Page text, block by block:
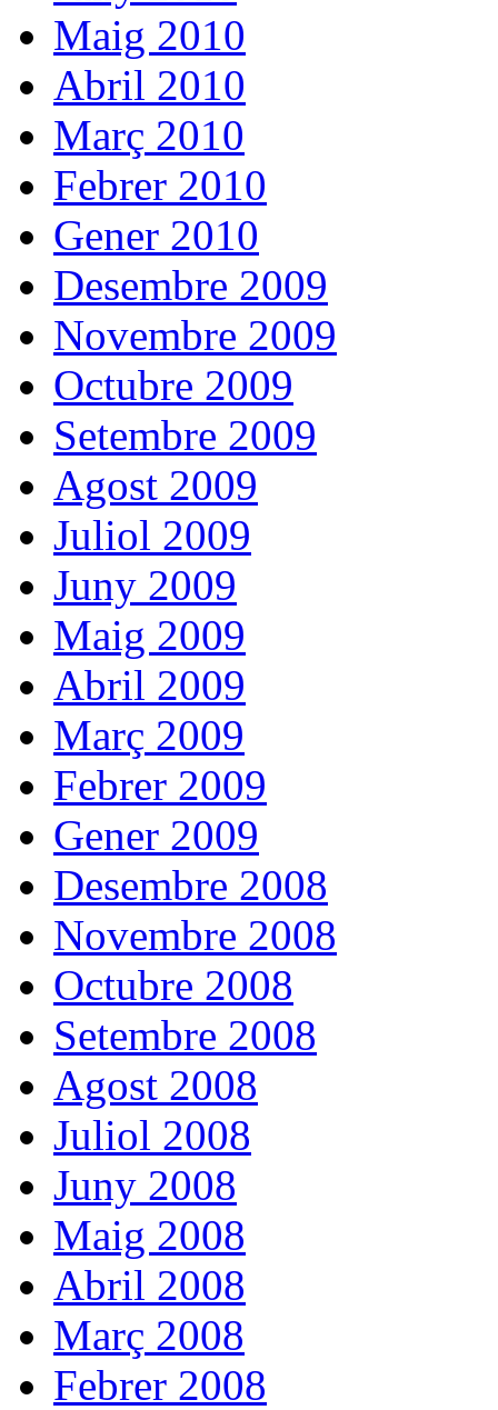
Maig 2010
Abril 2010
Març 2010
Febrer 2010
Gener 2010
Desembre 2009
Novembre 2009
Octubre 2009
Setembre 2009
Agost 2009
Juliol 2009
Juny 2009
Maig 2009
Abril 2009
Març 2009
Febrer 2009
Gener 2009
Desembre 2008
Novembre 2008
Octubre 2008
Setembre 2008
Agost 2008
Juliol 2008
Juny 2008
Maig 2008
Abril 2008
Març 2008
Febrer 2008